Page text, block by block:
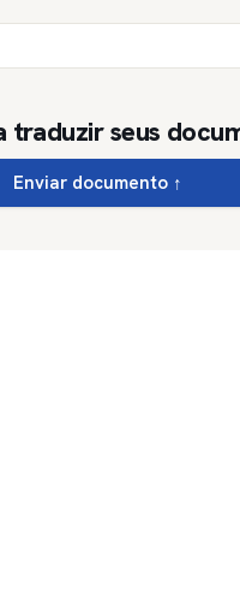
traduzir seus
Enviar documento↑